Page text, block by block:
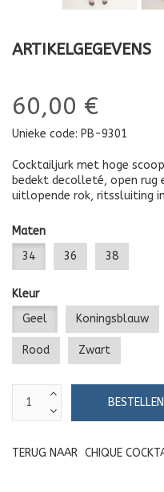
ARTIKELGEGEVENS
60,00 €
Unieke code: PB-9301
Cocktailjurk met hoge
bedekt decolleté, open rug
uitlopende rok, ritssluiting
Maten
34
36 38
Kleur
Geel
Koningsblauw
Rood Zwart
TERUG NAAR CHIQUE